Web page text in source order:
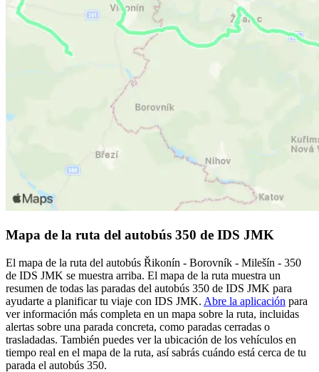
Mapa de la ruta del autobús 350 de IDS JMK
El mapa de la ruta del autobús Řikonín - Borovník - Milešín - 350
de IDS JMK se muestra arriba. El mapa de la ruta muestra un
resumen de todas las paradas del autobús 350 de IDS JMK para
ayudarte a planificar tu viaje con IDS JMK. Abre la aplicación para
ver información más completa en un mapa sobre la ruta, incluidas
alertas sobre una parada concreta, como paradas cerradas o
trasladadas. También puedes ver la ubicación de los vehículos en
tiempo real en el mapa de la ruta, así sabrás cuándo está cerca de tu
parada el autobús 350.